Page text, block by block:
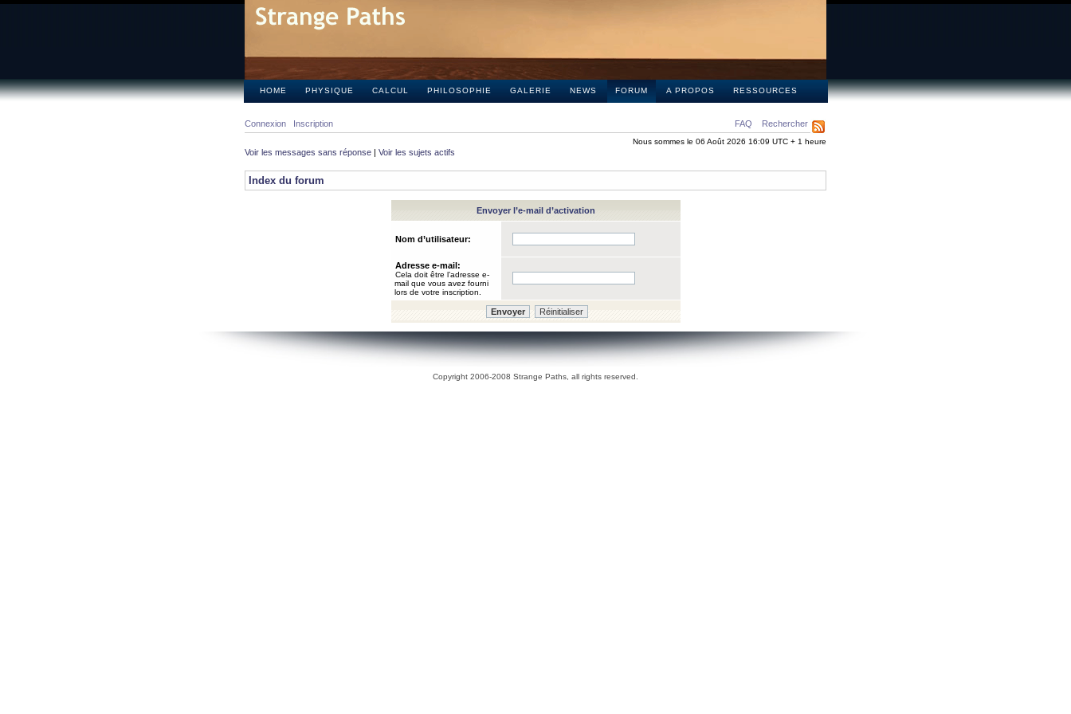
HOME PHYSIQUE CALCUL PHILOSOPHIE GALERIE NEWS FORUM A PROPOS RESSOURCES
FAQ Rechercher
Connexion Inscription
Nous sommes le 06 Août 2026 16:09 UTC + 1 heure
Voir les messages sans réponse | Voir les sujets actifs
Index du forum
Envoyer l’e-mail d’activation
Nom d’utilisateur:
Adresse e-mail:
Cela doit être l’adresse e-
mail que vous avez fourni
lors de votre inscription.
Copyright 2006-2008 Strange Paths, all rights reserved.